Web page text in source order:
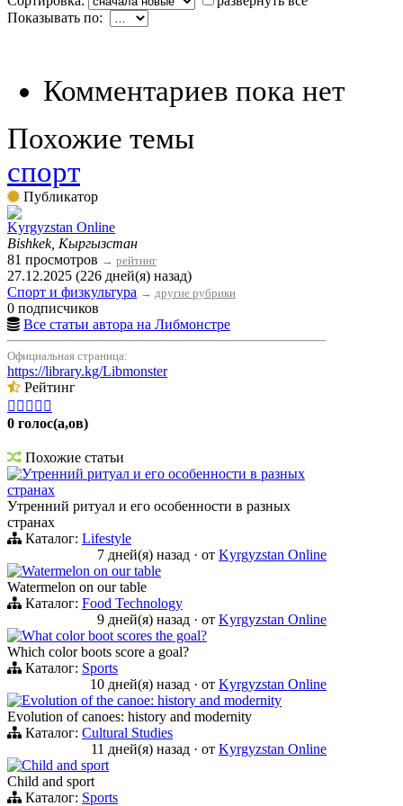
Показывать по:
Комментариев пока нет
Похожие темы
спорт
Публикатор
Kyrgyzstan Online
Bishkek, Кыргызстан
81 просмотров → рейтинг
27.12.2025 (226 дней(я) назад)
Спорт и физкультура → другие рубрики
0 подписчиков
Все статьи автора на Либмонстре
Официальная страница:
https://library.kg/Libmonster
Рейтинг
    
0 голос(а,ов)
Похожие статьи
Утренний ритуал и его особенности в разных
странах
Утренний ритуал и его особенности в разных
странах
Каталог: Lifestyle
7 дней(я) назад · от Kyrgyzstan Online
Watermelon on our table
Watermelon on our table
Каталог: Food Technology
9 дней(я) назад · от Kyrgyzstan Online
What color boot scores the goal?
Which color boots score a goal?
Каталог: Sports
10 дней(я) назад · от Kyrgyzstan Online
Evolution of the canoe: history and modernity
Evolution of canoes: history and modernity
Каталог: Cultural Studies
11 дней(я) назад · от Kyrgyzstan Online
Child and sport
Child and sport
Каталог: Sports